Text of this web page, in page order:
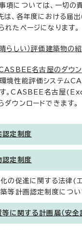
項については、一切の
は、各年度における届
れたページになります。
らしい）評価建築物の
名古屋のダウン
境性能評価システム
。CASBEE名古屋
ダウンロードできます。
認定制度
認定制度
の促進に関する法律(
等計画認定制度につい
に関する計画届（安全